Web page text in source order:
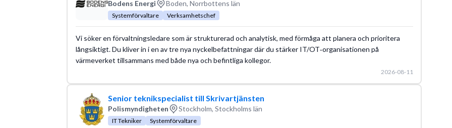
Bodens Energi Boden, Norrbottens län
Systemförvaltare Verksamhetschef
Vi söker en förvaltningsledare som är strukturerad och analytisk, med förmåga att planera och prioritera
långsiktigt. Du kliver in i en av tre nya nyckelbefattningar där du stärker IT/OT‑organisationen på
värmeverket tillsammans med både nya och befintliga kollegor.
2026-08-11
Senior teknikspecialist till Skrivartjänsten
Polismyndigheten Stockholm, Stockholms län
IT Tekniker Systemförvaltare